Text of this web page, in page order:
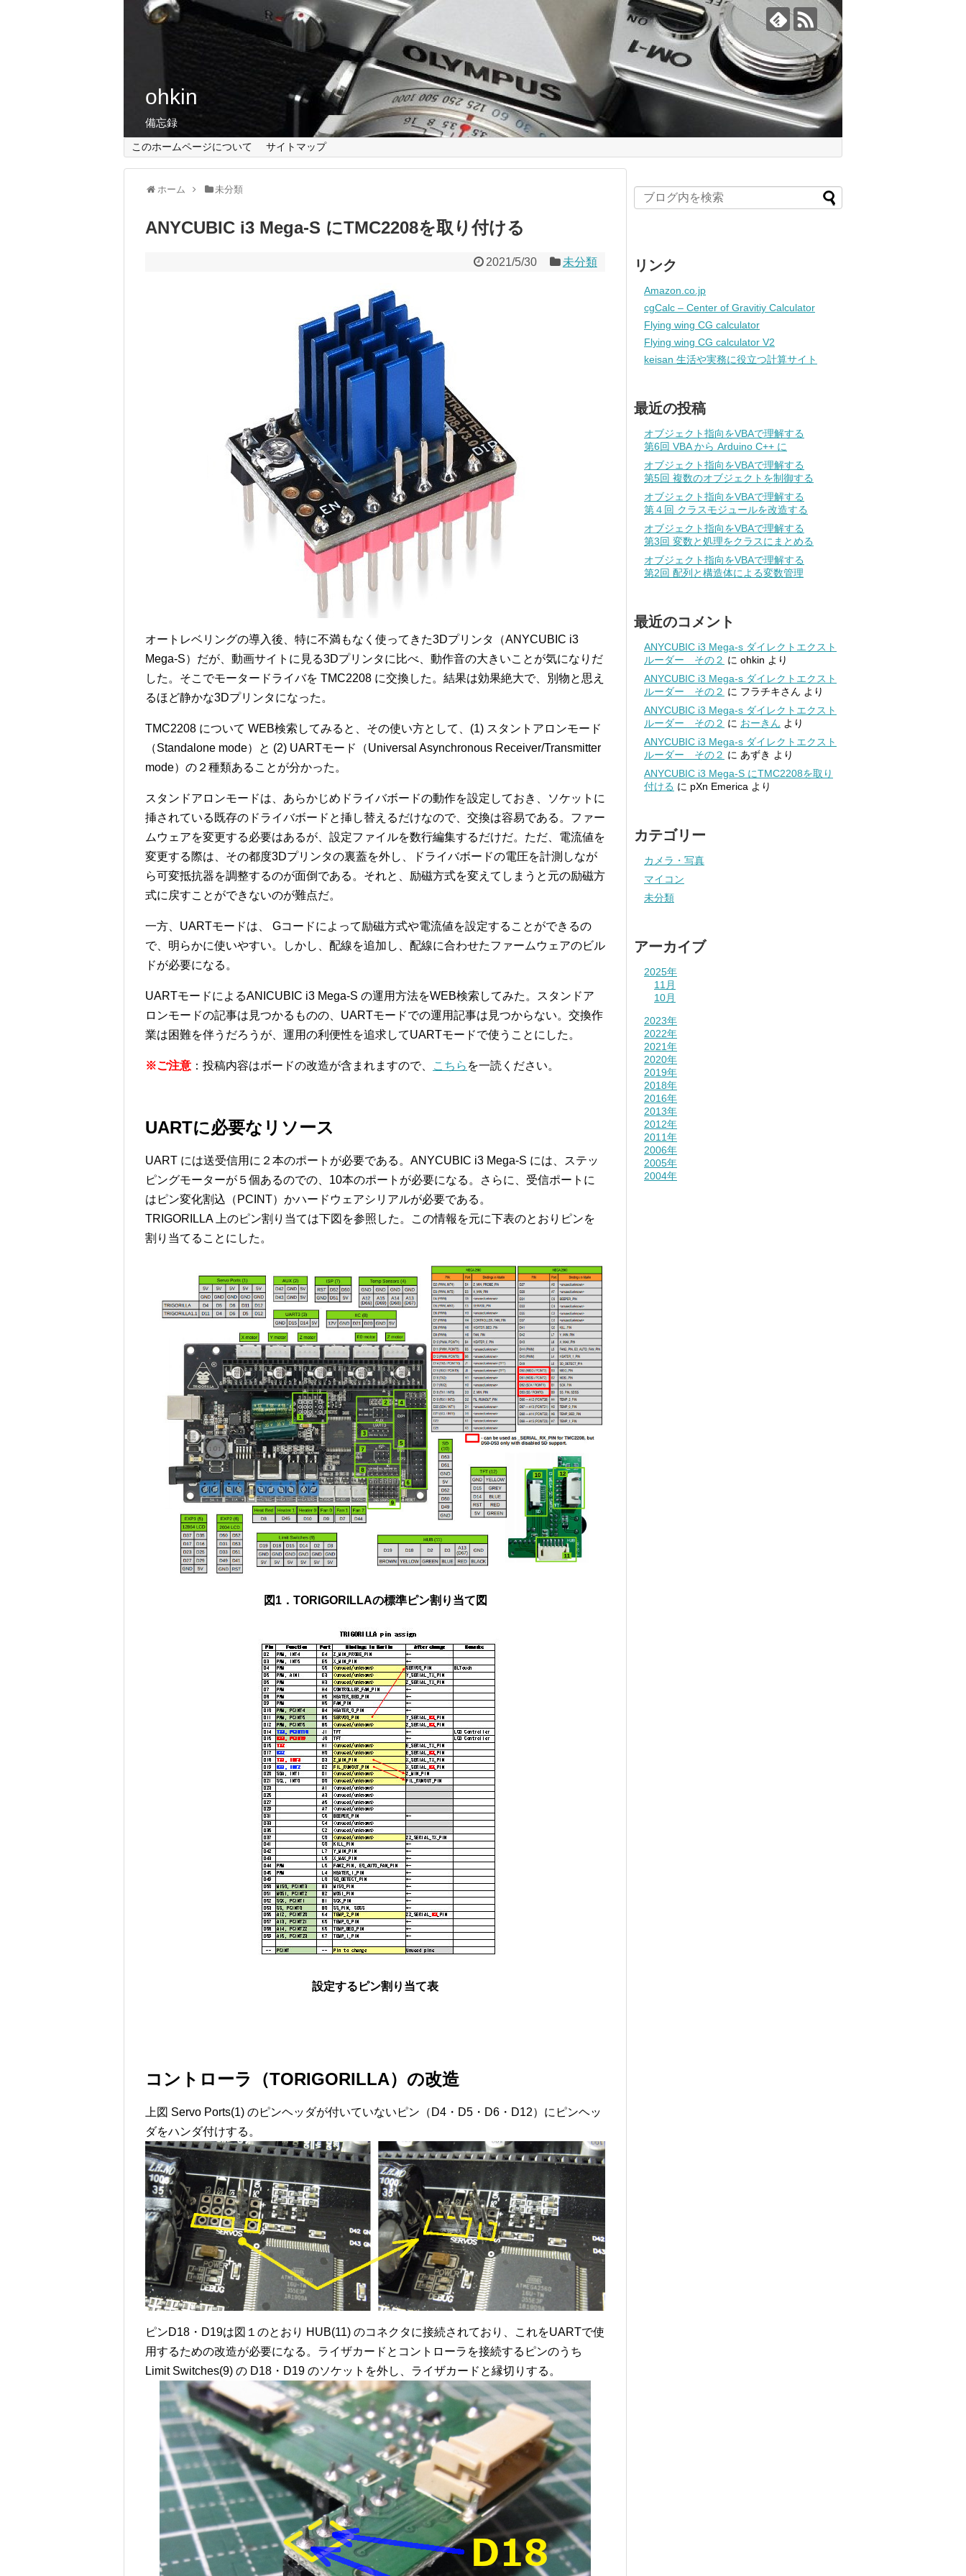
ohkin
備忘録
このホームページについて サイトマップ
ホーム 未分類
ANYCUBIC i3 Mega-S にTMC2208を取り付ける
2021/5/30 未分類
オートレベリングの導入後、特に不満もなく使ってきた3Dプリンタ（ANYCUBIC i3
Mega-S）だが、動画サイトに見る3Dプリンタに比べ、動作音の大きいことが気になりだ
した。そこでモータードライバを TMC2208 に交換した。結果は効果絶大で、別物と思え
るほど静かな3Dプリンタになった。
TMC2208 について WEB検索してみると、その使い方として、(1) スタントアロンモード
（Standalone mode）と (2) UARTモード（Universal Asynchronous Receiver/Transmitter
mode）の２種類あることが分かった。
スタンドアロンモードは、あらかじめドライバボードの動作を設定しておき、ソケットに
挿されている既存のドライバボードと挿し替えるだけなので、交換は容易である。ファー
ムウェアを変更する必要はあるが、設定ファイルを数行編集するだけだ。ただ、電流値を
変更する際は、その都度3Dプリンタの裏蓋を外し、ドライバボードの電圧を計測しなが
ら可変抵抗器を調整するのが面倒である。それと、励磁方式を変えてしまうと元の励磁方
式に戻すことができないのが難点だ。
一方、UARTモードは、 Gコードによって励磁方式や電流値を設定することができるの
で、明らかに使いやすい。しかし、配線を追加し、配線に合わせたファームウェアのビル
ドが必要になる。
UARTモードによるANICUBIC i3 Mega-S の運用方法をWEB検索してみた。スタンドア
ロンモードの記事は見つかるものの、UARTモードでの運用記事は見つからない。交換作
業は困難を伴うだろうが、運用の利便性を追求してUARTモードで使うことにした。
※ご注意 ：投稿内容はボードの改造が含まれますので、 こちら を一読ください。
UARTに必要なリソース
UART には送受信用に２本のポートが必要である。ANYCUBIC i3 Mega-S には、ステッ
ピングモーターが５個あるのでの、10本のポートが必要になる。さらに、受信ポートに
はピン変化割込（PCINT）かハードウェアシリアルが必要である。
TRIGORILLA 上のピン割り当ては下図を参照した。この情報を元に下表のとおりピンを
割り当てることにした。
図1．TORIGORILLAの標準ピン割り当て図
設定するピン割り当て表
コントローラ（TORIGORILLA）の改造
上図 Servo Ports(1) のピンヘッダが付いていないピン（D4・D5・D6・D12）にピンヘッ
ダをハンダ付けする。
ピンD18・D19は図１のとおり HUB(11) のコネクタに接続されており、これをUARTで使
用するための改造が必要になる。ライザカードとコントローラを接続するピンのうち
Limit Switches(9) の D18・D19 のソケットを外し、ライザカードと縁切りする。
リンク
Amazon.co.jp
cgCalc – Center of Gravitiy Calculator
Flying wing CG calculator
Flying wing CG calculator V2
keisan 生活や実務に役立つ計算サイト
最近の投稿
オブジェクト指向をVBAで理解する
第6回 VBA から Arduino C++ に
オブジェクト指向をVBAで理解する
第5回 複数のオブジェクトを制御する
オブジェクト指向をVBAで理解する
第４回 クラスモジュールを改造する
オブジェクト指向をVBAで理解する
第3回 変数と処理をクラスにまとめる
オブジェクト指向をVBAで理解する
第2回 配列と構造体による変数管理
最近のコメント
ANYCUBIC i3 Mega-s ダイレクトエクスト
ルーダー その２ に ohkin より
ANYCUBIC i3 Mega-s ダイレクトエクスト
ルーダー その２ に フラチキさん より
ANYCUBIC i3 Mega-s ダイレクトエクスト
ルーダー その２ に おーきん より
ANYCUBIC i3 Mega-s ダイレクトエクスト
ルーダー その２ に あずき より
ANYCUBIC i3 Mega-S にTMC2208を取り
付ける に pXn Emerica より
カテゴリー
カメラ・写真
マイコン
未分類
アーカイブ
2025年
11月
10月
2023年
2022年
2021年
2020年
2019年
2018年
2016年
2013年
2012年
2011年
2006年
2005年
2004年